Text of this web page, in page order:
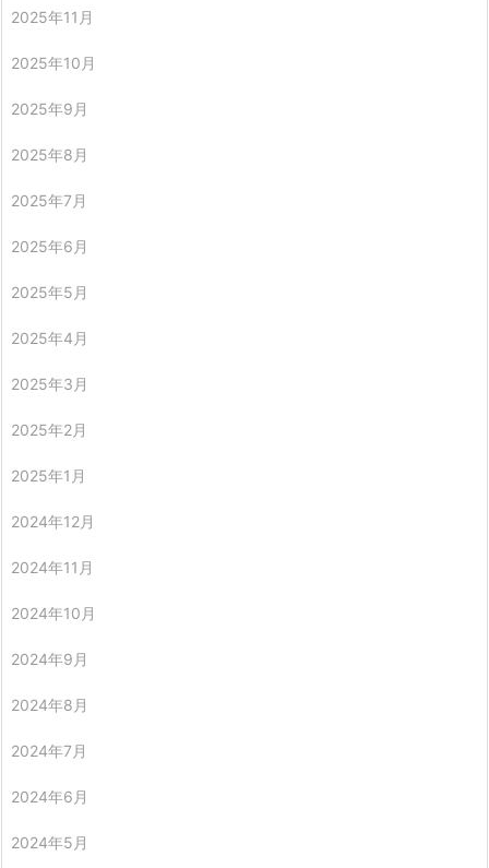
2025年11月
2025年10月
2025年9月
2025年8月
2025年7月
2025年6月
2025年5月
2025年4月
2025年3月
2025年2月
2025年1月
2024年12月
2024年11月
2024年10月
2024年9月
2024年8月
2024年7月
2024年6月
2024年5月